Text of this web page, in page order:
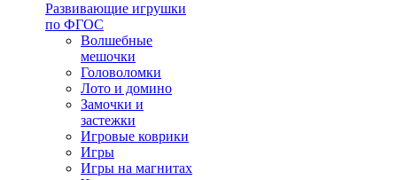
Развивающие игрушки
по ФГОС
Волшебные
мешочки
Головоломки
Лото и домино
Замочки и
застежки
Игровые коврики
Игры
Игры на магнитах